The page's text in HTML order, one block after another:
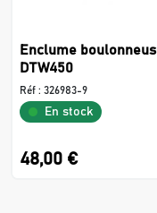
Enclume
DTW450
Réf : 326983-9
En stock
48,00 €